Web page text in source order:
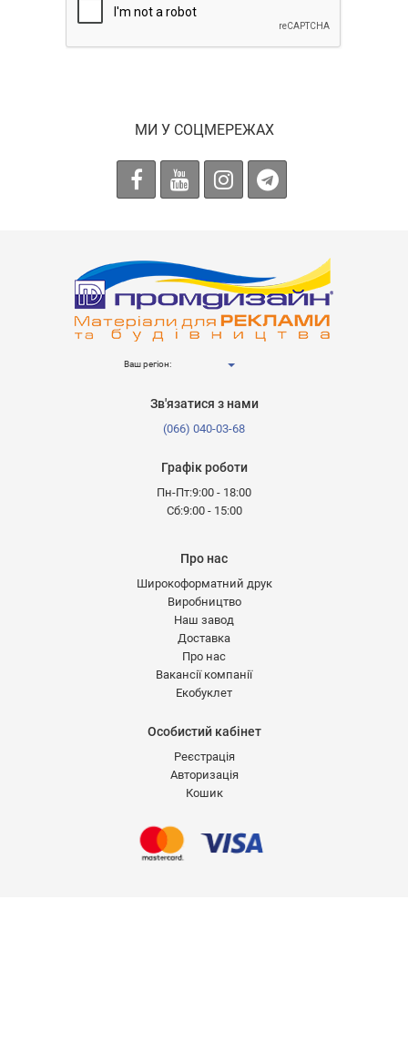
МИ У СОЦМЕРЕЖАХ
Ваш регіон:
Зв'язатися з нами
(066) 040-03-68
Графік роботи
Пн-Пт:9:00 - 18:00
Сб:9:00 - 15:00
Про нас
Широкоформатний друк
Виробництво
Наш завод
Доставка
Про нас
Вакансії компанії
Екобуклет
Особистий кабінет
Реєстрація
Авторизація
Кошик